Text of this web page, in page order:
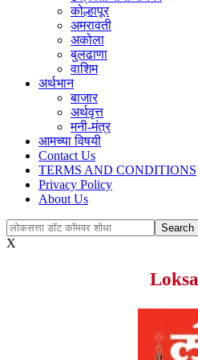
कोल्हापूर
अमरावती
अकोला
बुलढाणा
वाशिम
अर्थभान
बाजार
अर्थवृत्त
मनी-मंत्र
आमच्या विषयी
Contact Us
TERMS AND CONDITIONS
Privacy Policy
About Us
X